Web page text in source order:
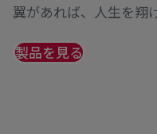
翼があれば、人生を翔
製品を見る